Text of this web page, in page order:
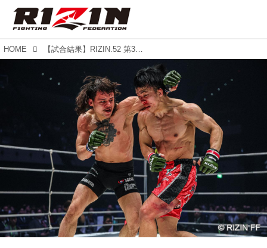
HOME 【試合結果】RIZIN.52 第3試合／征矢貴 vs. トニー・ララミー